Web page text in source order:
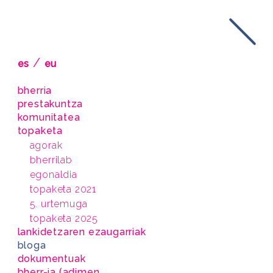
es / eu
bherria
prestakuntza
komunitatea
topaketa
agorak
bherrilab
egonaldia
topaketa 2021
5. urtemuga
topaketa 2025
lankidetzaren ezaugarriak
bloga
dokumentuak